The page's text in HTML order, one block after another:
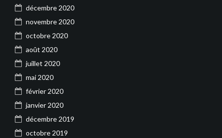
décembre 2020
novembre 2020
octobre 2020
août 2020
juillet 2020
mai 2020
février 2020
janvier 2020
décembre 2019
octobre 2019